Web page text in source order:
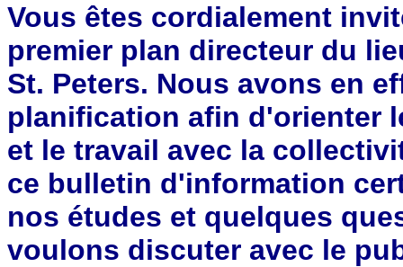
Vous êtes cordialement
premier plan directeur du
St. Peters. Nous avons en
planification afin d'orienter
et le travail avec la
ce bulletin d'information
nos études et quelques
voulons discuter avec le